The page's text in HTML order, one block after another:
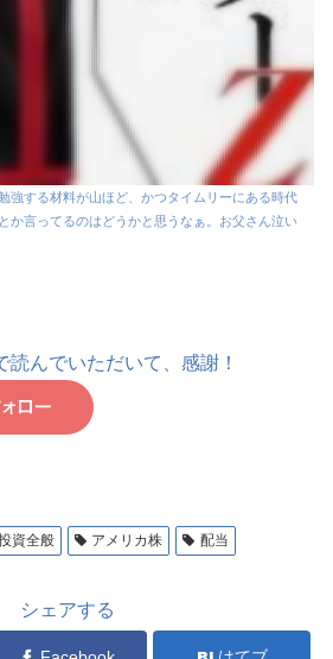
強する材料が山ほど、かつタイムリーにある時代
か言ってるのはどうかと思うなぁ。お父さん泣い
んでいただいて、感謝！
資全般 アメリカ株 配当
シェアする